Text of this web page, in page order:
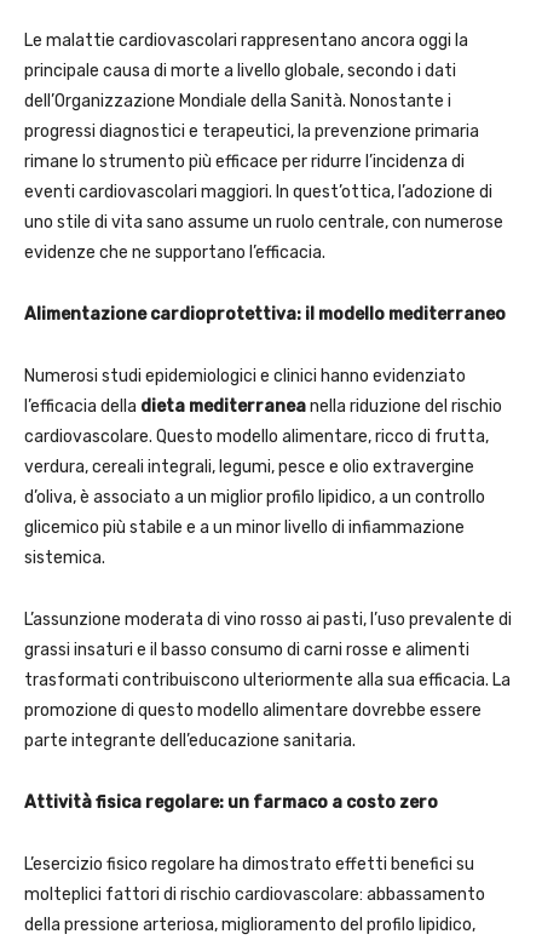
Le malattie cardiovascolari rappresentano ancora oggi la
principale causa di morte a livello globale, secondo i dati
dell’Organizzazione Mondiale della Sanità. Nonostante i
progressi diagnostici e terapeutici, la prevenzione primaria
rimane lo strumento più efficace per ridurre l’incidenza di
eventi cardiovascolari maggiori. In quest’ottica, l’adozione di
uno stile di vita sano assume un ruolo centrale, con numerose
evidenze che ne supportano l’efficacia.
Alimentazione cardioprotettiva: il modello mediterraneo
Numerosi studi epidemiologici e clinici hanno evidenziato
l’efficacia della dieta mediterraneanella riduzione del rischio
cardiovascolare. Questo modello alimentare, ricco di frutta,
verdura, cereali integrali, legumi, pesce e olio extravergine
d’oliva, è associato a un miglior profilo lipidico, a un controllo
glicemico più stabile e a un minor livello di infiammazione
sistemica.
L’assunzione moderata di vino rosso ai pasti, l’uso prevalente di
grassi insaturi e il basso consumo di carni rosse e alimenti
trasformati contribuiscono ulteriormente alla sua efficacia. La
promozione di questo modello alimentare dovrebbe essere
parte integrante dell’educazione sanitaria.
Attività fisica regolare: un farmaco a costo zero
L’esercizio fisico regolare ha dimostrato effetti benefici su
molteplici fattori di rischio cardiovascolare: abbassamento
della pressione arteriosa, miglioramento del profilo lipidico,